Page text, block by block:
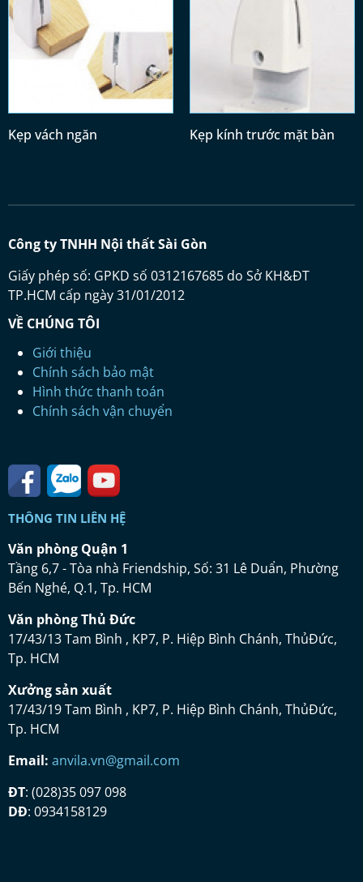
Kẹp vách ngăn Kẹp kính trước mặt bàn
Công ty TNHH Nội thất Sài Gòn
Giấy phép số: GPKD số 0312167685 do Sở KH&ĐT
TP.HCM cấp ngày 31/01/2012
VỀ CHÚNG TÔI
Giới thiệu
Chính sách bảo mật
Hình thức thanh toán
Chính sách vận chuyển
THÔNG TIN LIÊN HỆ
Văn phòng Quận 1
Tầng 6,7 - Tòa nhà Friendship, Số: 31 Lê Duẩn, Phường
Bến Nghé, Q.1, Tp. HCM
Văn phòng Thủ Đức
17/43/13 Tam Bình , KP7, P. Hiệp Bình Chánh, ThủĐức,
Tp. HCM
Xưởng sản xuất
17/43/19 Tam Bình , KP7, P. Hiệp Bình Chánh, ThủĐức,
Tp. HCM
Email: anvila.vn@gmail.com
ĐT: (028)35 097 098
DĐ: 0934158129